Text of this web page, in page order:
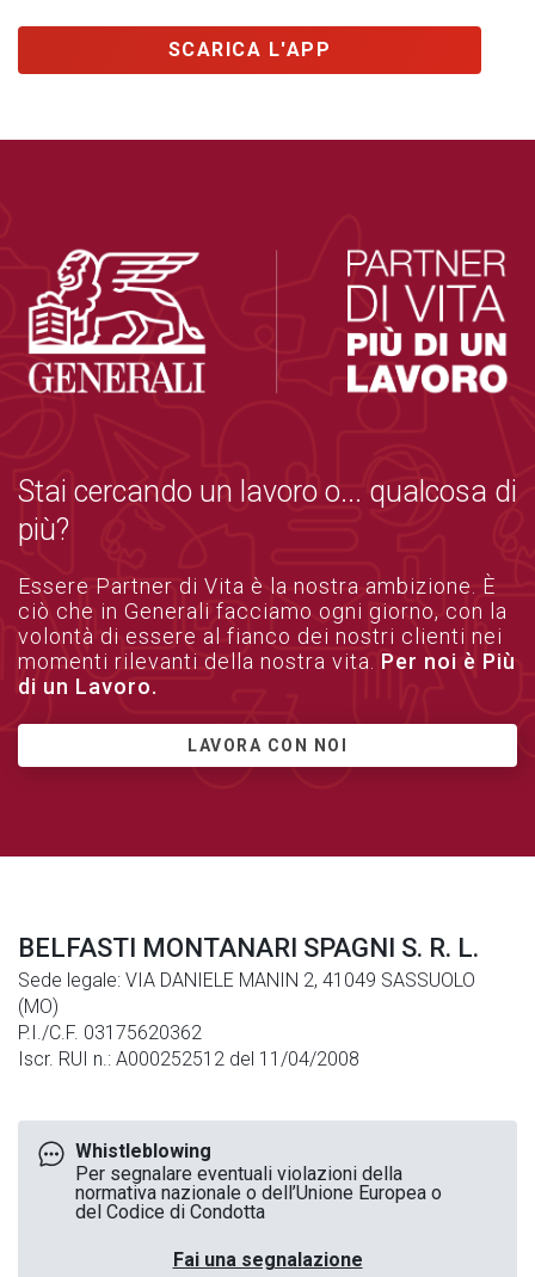
SCARICA L'APP
Stai cercando un lavoro o... qualcosa di
più?
Essere Partner di Vita è la nostra ambizione. È
ciò che in Generali facciamo ogni giorno, con la
volontà di essere al fianco dei nostri clienti nei
momenti rilevanti della nostra vita. Per noi è Più
di un Lavoro.
LAVORA CON NOI
BELFASTI MONTANARI SPAGNI S. R. L.
Sede legale: VIA DANIELE MANIN 2, 41049 SASSUOLO
(MO)
P.I./C.F. 03175620362
Iscr. RUI n.: A000252512 del 11/04/2008
Whistleblowing
Per segnalare eventuali violazioni della
normativa nazionale o dell’Unione Europea o
del Codice di Condotta
Fai una segnalazione